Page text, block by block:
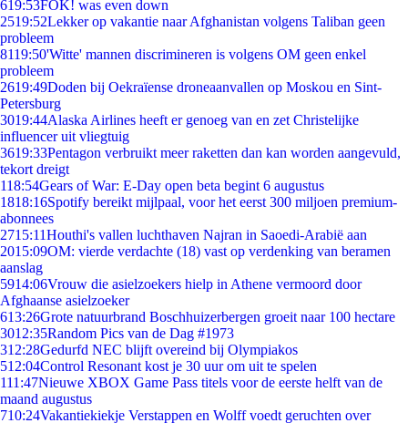
619:53FOK! was even down
2519:52Lekker op vakantie naar Afghanistan volgens Taliban geen
probleem
8119:50'Witte' mannen discrimineren is volgens OM geen enkel
probleem
2619:49Doden bij Oekraïense droneaanvallen op Moskou en Sint-
Petersburg
3019:44Alaska Airlines heeft er genoeg van en zet Christelijke
influencer uit vliegtuig
3619:33Pentagon verbruikt meer raketten dan kan worden aangevuld,
tekort dreigt
118:54Gears of War: E-Day open beta begint 6 augustus
1818:16Spotify bereikt mijlpaal, voor het eerst 300 miljoen premium-
abonnees
2715:11Houthi's vallen luchthaven Najran in Saoedi-Arabië aan
2015:09OM: vierde verdachte (18) vast op verdenking van beramen
aanslag
5914:06Vrouw die asielzoekers hielp in Athene vermoord door
Afghaanse asielzoeker
613:26Grote natuurbrand Boschhuizerbergen groeit naar 100 hectare
3012:35Random Pics van de Dag #1973
312:28Gedurfd NEC blijft overeind bij Olympiakos
512:04Control Resonant kost je 30 uur om uit te spelen
111:47Nieuwe XBOX Game Pass titels voor de eerste helft van de
maand augustus
710:24Vakantiekiekje Verstappen en Wolff voedt geruchten over